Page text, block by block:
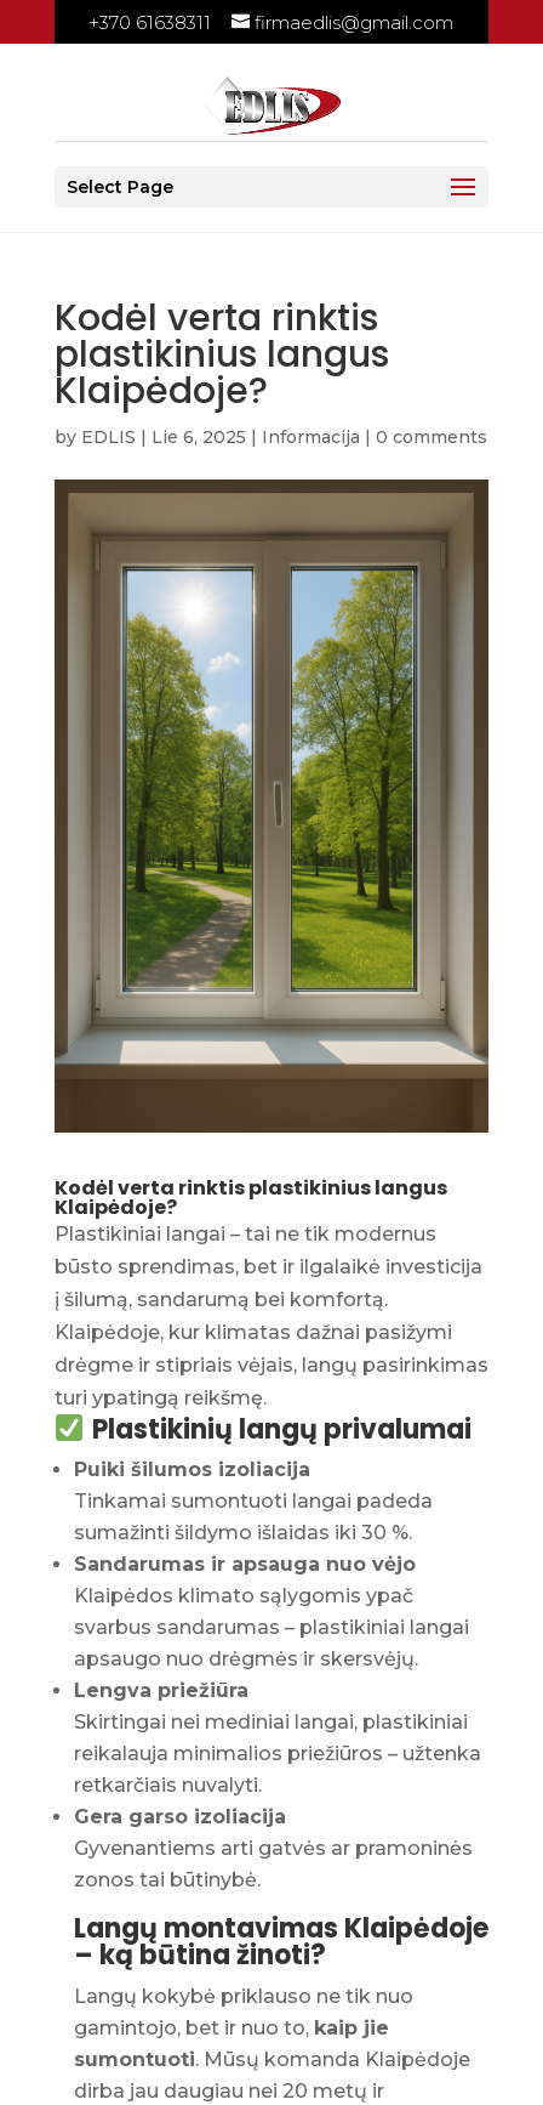
+370 61638311 firmaedlis@gmail.com
Select Page
Kodėl verta rinktis
plastikinius langus
Klaipėdoje?
by EDLIS | Lie 6, 2025 | Informacija | 0 comments
Kodėl verta rinktis plastikinius langus
Klaipėdoje?
Plastikiniai langai – tai ne tik modernus
būsto sprendimas, bet ir ilgalaikė investicija
į šilumą, sandarumą bei komfortą.
Klaipėdoje, kur klimatas dažnai pasižymi
drėgme ir stipriais vėjais, langų pasirinkimas
turi ypatingą reikšmę.
Plastikinių langų privalumai
Puiki šilumos izoliacija
Tinkamai sumontuoti langai padeda
sumažinti šildymo išlaidas iki 30 %.
Sandarumas ir apsauga nuo vėjo
Klaipėdos klimato sąlygomis ypač
svarbus sandarumas – plastikiniai langai
apsaugo nuo drėgmės ir skersvėjų.
Lengva priežiūra
Skirtingai nei mediniai langai, plastikiniai
reikalauja minimalios priežiūros – užtenka
retkarčiais nuvalyti.
Gera garso izoliacija
Gyvenantiems arti gatvės ar pramoninės
zonos tai būtinybė.
Langų montavimas Klaipėdoje
– ką būtina žinoti?
Langų kokybė priklauso ne tik nuo
gamintojo, bet ir nuo to, kaip jie
sumontuoti. Mūsų komanda Klaipėdoje
dirba jau daugiau nei 20 metų ir